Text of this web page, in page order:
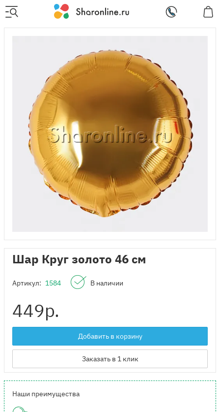
Шар Круг золото 46 см
Артикул: 1584 В наличии
449р.
Добавить в корзину
Заказать в 1 клик
Наши преимущества